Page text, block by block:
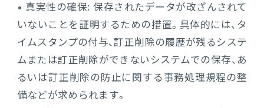
• 真実性の確保: 保存されたデータが改ざんされて
いないことを証明するための措置。具体的には、タ
イムスタンプの付与、訂正削除の履歴が残るシステ
ムまたは訂正削除ができないシステムでの保存、あ
るいは訂正削除の防止に関する事務処理規程の整
備などが求められます。